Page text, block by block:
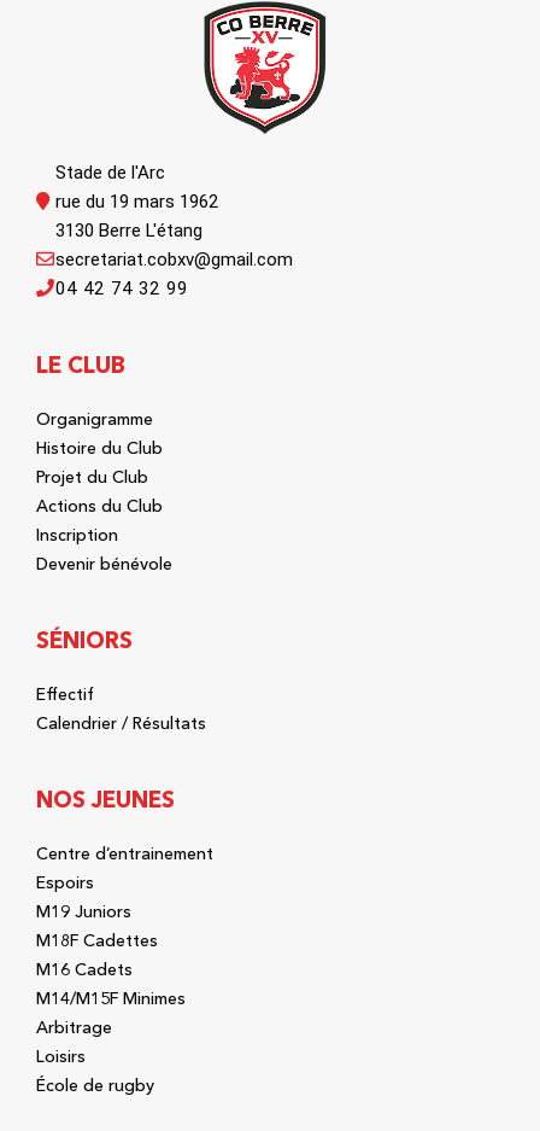
Stade de l'Arc
rue du 19 mars 1962
3130 Berre L'étang
04 42 74 32 99
secretariat.cobxv@gmail.com
LE CLUB
Organigramme
Histoire du Club
Projet du Club
Actions du Club
Inscription
Devenir bénévole
SÉNIORS
Effectif
Calendrier / Résultats
NOS JEUNES
Centre d’entrainement
Espoirs
M19 Juniors
M18F Cadettes
M16 Cadets
M14/M15F Minimes
Arbitrage
Loisirs
École de rugby